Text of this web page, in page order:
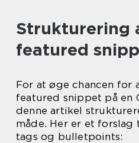
Strukturering
featured
For at øge chancen for
featured snippet på en
denne artikel
måde. Her er et
tags og bulletpoints: